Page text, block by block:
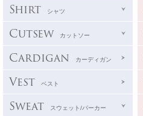
Shirt シャツ
Cutsew カットソー
Cardigan カーディガン
Vest ベスト
Sweat スウェット/パーカー